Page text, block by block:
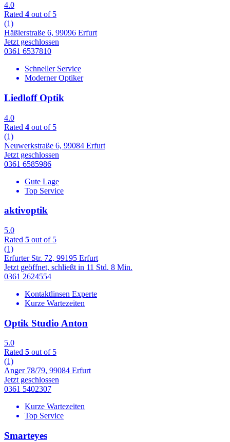
4.0
Rated 4 out of 5
(1)
Häßlerstraße 6, 99096 Erfurt
Jetzt geschlossen
0361 6537810
Schneller Service
Moderner Optiker
Liedloff Optik
4.0
Rated 4 out of 5
(1)
Neuwerkstraße 6, 99084 Erfurt
Jetzt geschlossen
0361 6585986
Gute Lage
Top Service
aktivoptik
5.0
Rated 5 out of 5
(1)
Erfurter Str. 72, 99195 Erfurt
Jetzt geöffnet, schließt in 11 Std. 8 Min.
0361 2624554
Kontaktlinsen Experte
Kurze Wartezeiten
Optik Studio Anton
5.0
Rated 5 out of 5
(1)
Anger 78/79, 99084 Erfurt
Jetzt geschlossen
0361 5402307
Kurze Wartezeiten
Top Service
Smarteyes